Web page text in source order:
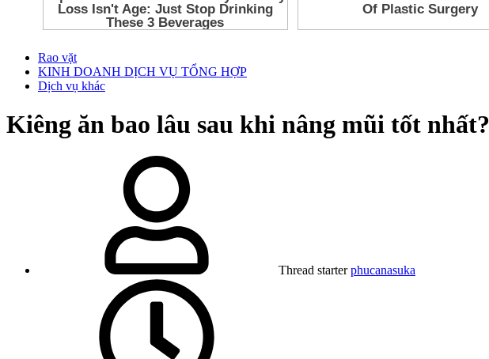
Rao vặt
KINH DOANH DỊCH VỤ TỔNG HỢP
Dịch vụ khác
Kiêng ăn bao lâu sau khi nâng mũi tốt nhất?
Thread starter phucanasuka